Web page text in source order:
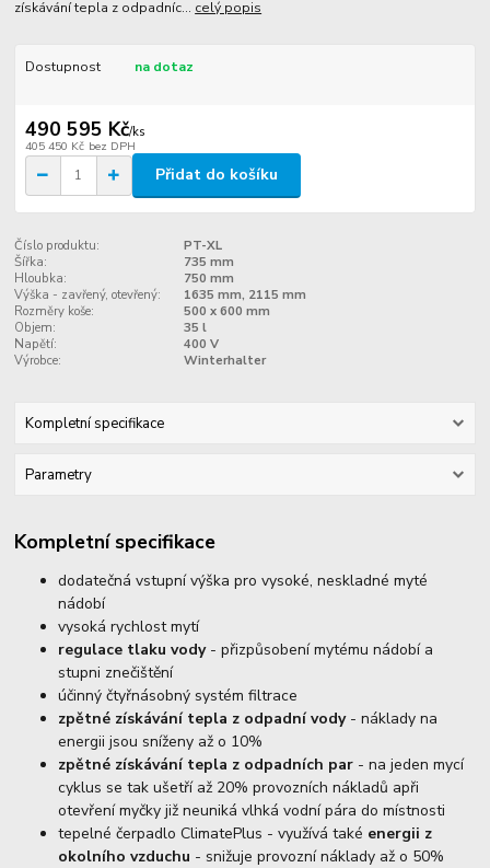
získávání tepla z odpadníc... celý popis
Dostupnost na dotaz
490 595 Kč/ks
405 450 Kč bez DPH
Přidat do košíku
Číslo produktu:
PT-XL
Šířka:
735 mm
Hloubka:
750 mm
Výška - zavřený, otevřený:
1635 mm, 2115 mm
Rozměry koše:
500 x 600 mm
Objem:
35 l
Napětí:
400 V
Výrobce:
Winterhalter
Kompletní specifikace
Parametry
Kompletní specifikace
dodatečná vstupní výška pro vysoké, neskladné myté
nádobí
vysoká rychlost mytí
regulace tlaku vody- přizpůsobení mytému nádobí a
stupni znečištění
účinný čtyřnásobný systém filtrace
zpětné získávání tepla z odpadní vody- náklady na
energii jsou sníženy až o 10%
zpětné získávání tepla z odpadních par - na jeden mycí
cyklus se tak ušetří až 20% provozních nákladů apři
otevření myčky již neuniká vlhká vodní pára do místnosti
tepelné čerpadlo ClimatePlus - využívá také energii z
okolního vzduchu - snižuje provozní náklady až o 50%